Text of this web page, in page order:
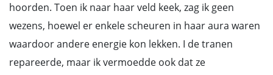
hoorden. Toen ik naar haar veld keek, zag ik geen
wezens, hoewel er enkele scheuren in haar aura waren
waardoor andere energie kon lekken. I de tranen
repareerde, maar ik vermoedde ook dat ze